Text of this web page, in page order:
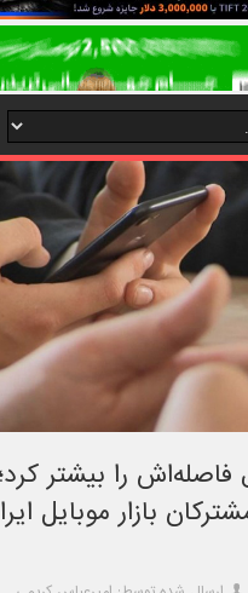
فاصله‌اش را بیشتر
بازار موبایل